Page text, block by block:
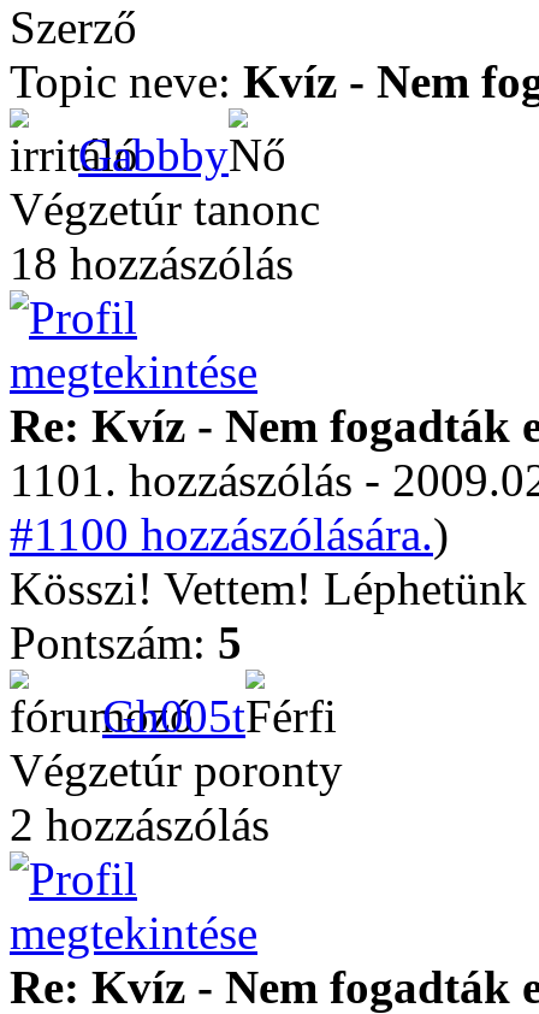
Szerző
Topic neve: Kvíz - Nem
Gabbby
Végzetúr tanonc
18 hozzászólás
Re: Kvíz - Nem fogadták
1101. hozzászólás -
#1100 hozzászólására.)
Kösszi! Vettem!
Pontszám: 5
Gh005t
Végzetúr poronty
2 hozzászólás
Re: Kvíz - Nem fogadták